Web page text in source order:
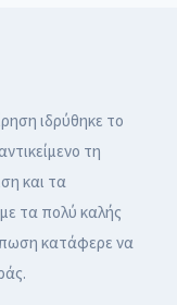
ιδρύθηκε το
τη
και τα
τα πολύ καλής
κατάφερε να